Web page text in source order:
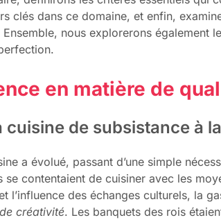
clés dans ce domaine, et enfin,
nous explorerons également
en matière de
de subsistance à
a évolué, passant d’une simple
se contentaient de cuisiner avec les
l’influence des échanges culturels, la
créativité. Les banquets des rois